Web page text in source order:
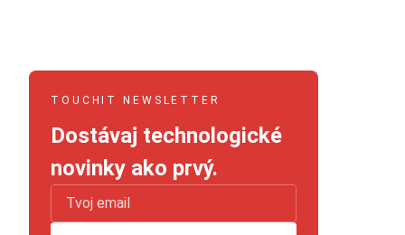
TOUCHIT NEWSLETTER
Dostávaj technologické
novinky ako prvý.